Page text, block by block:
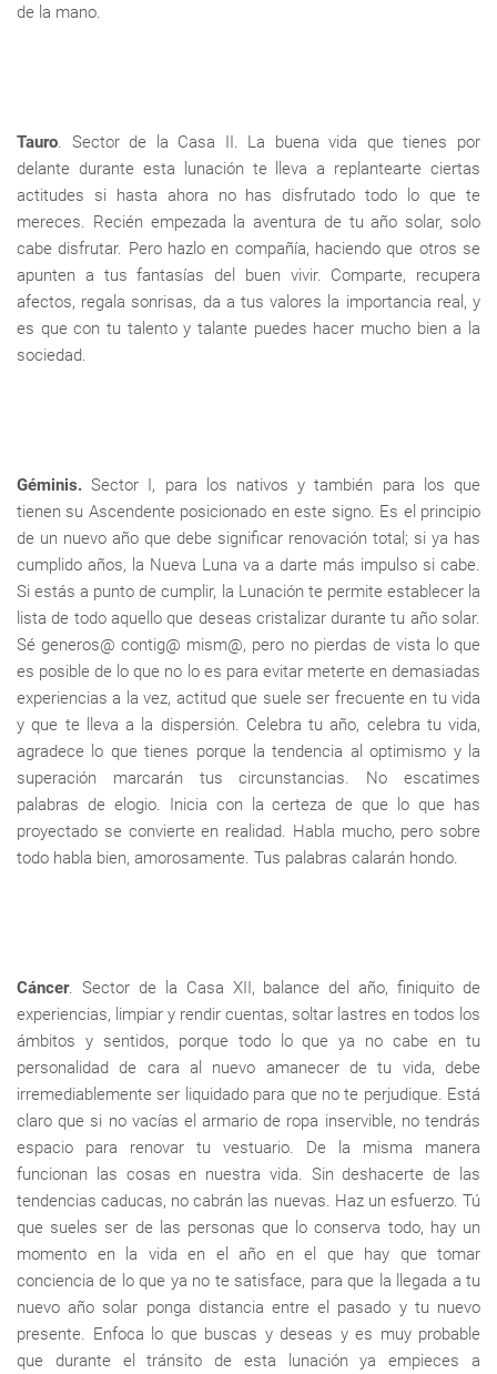
de la mano.
Tauro. Sector de la Casa II. La buena vida que tienes por
delante durante esta lunación te lleva a replantearte ciertas
actitudes si hasta ahora no has disfrutado todo lo que te
mereces. Recién empezada la aventura de tu año solar, solo
cabe disfrutar. Pero hazlo en compañía, haciendo que otros se
apunten a tus fantasías del buen vivir. Comparte, recupera
afectos, regala sonrisas, da a tus valores la importancia real, y
es que con tu talento y talante puedes hacer mucho bien a la
sociedad.
Géminis.Sector I, para los nativos y también para los que
tienen su Ascendente posicionado en este signo. Es el principio
de un nuevo año que debe significar renovación total; si ya has
cumplido años, la Nueva Luna va a darte más impulso si cabe.
Si estás a punto de cumplir, la Lunación te permite establecer la
lista de todo aquello que deseas cristalizar durante tu año solar.
Sé generos@ contig@ mism@, pero no pierdas de vista lo que
es posible de lo que no lo es para evitar meterte en demasiadas
experiencias a la vez, actitud que suele ser frecuente en tu vida
y que te lleva a la dispersión. Celebra tu año, celebra tu vida,
agradece lo que tienes porque la tendencia al optimismo y la
superación marcarán tus circunstancias. No escatimes
palabras de elogio. Inicia con la certeza de que lo que has
proyectado se convierte en realidad. Habla mucho, pero sobre
todo habla bien, amorosamente. Tus palabras calarán hondo.
Cáncer. Sector de la Casa XII, balance del año, finiquito de
experiencias, limpiar y rendir cuentas, soltar lastres en todos los
ámbitos y sentidos, porque todo lo que ya no cabe en tu
personalidad de cara al nuevo amanecer de tu vida, debe
irremediablemente ser liquidado para que no te perjudique. Está
claro que si no vacías el armario de ropa inservible, no tendrás
espacio para renovar tu vestuario. De la misma manera
funcionan las cosas en nuestra vida. Sin deshacerte de las
tendencias caducas, no cabrán las nuevas. Haz un esfuerzo. Tú
que sueles ser de las personas que lo conserva todo, hay un
momento en la vida en el año en el que hay que tomar
conciencia de lo que ya no te satisface, para que la llegada a tu
nuevo año solar ponga distancia entre el pasado y tu nuevo
presente. Enfoca lo que buscas y deseas y es muy probable
que durante el tránsito de esta lunación ya empieces a